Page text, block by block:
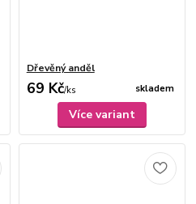
Dřevěný anděl
69 Kč/ks skladem
Více variant